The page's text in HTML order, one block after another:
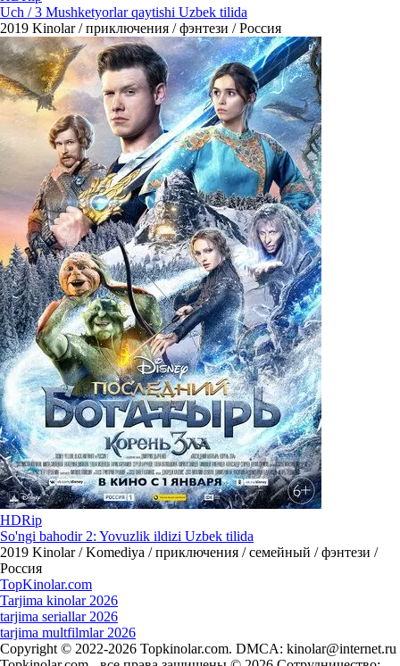
Uch / 3 Mushketyorlar qaytishi Uzbek tilida
2019 Kinolar / приключения / фэнтези / Россия
HDRip
So'ngi bahodir 2: Yovuzlik ildizi Uzbek tilida
2019 Kinolar / Komediya / приключения / семейный / фэнтези /
Россия
TopKinolar.com
Tarjima kinolar 2026
tarjima seriallar 2026
tarjima multfilmlar 2026
Copyright © 2022-2026 Topkinolar.com. DMCA: kinolar@internet.ru